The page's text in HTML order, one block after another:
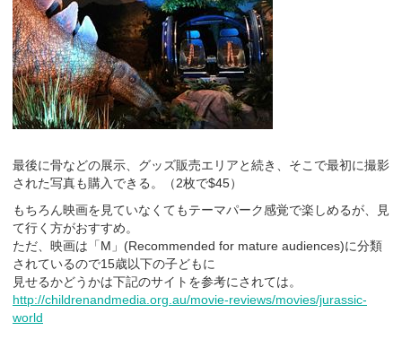
最後に骨などの展示、グッズ販売エリアと続き、そこで最初に撮影
された写真も購入できる。（2枚で$45）
もちろん映画を見ていなくてもテーマパーク感覚で楽しめるが、見
て行く方がおすすめ。
ただ、映画は「M」(Recommended for mature audiences)に分類
されているので15歳以下の子どもに
見せるかどうかは下記のサイトを参考にされては。
http://childrenandmedia.org.au/movie-reviews/movies/jurassic-
world